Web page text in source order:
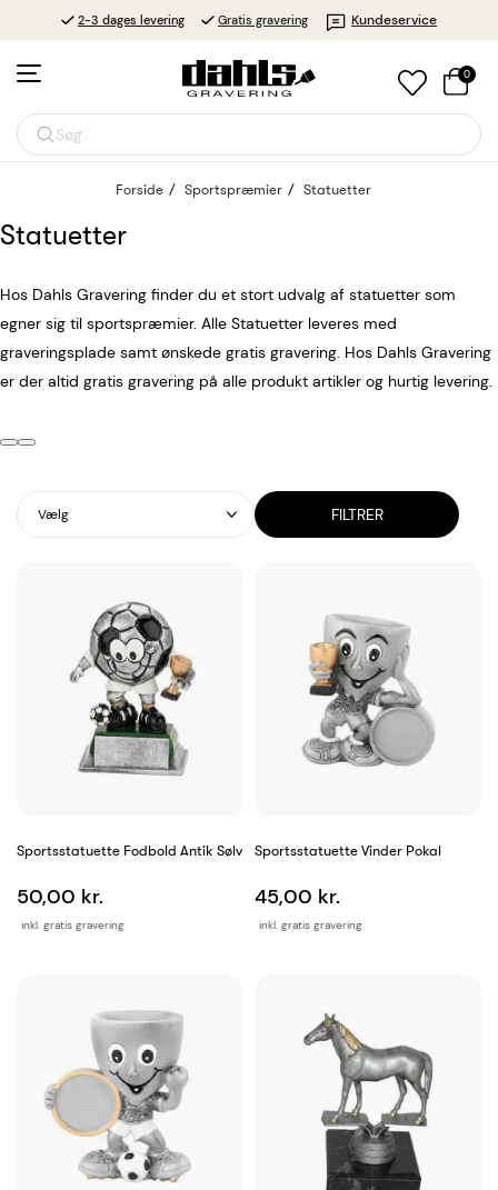
2-3 dages levering Gratis gravering Kundeservice
Søg
0
Forside Sportspræmier Statuetter
Statuetter
Hos Dahls Gravering finder du et stort udvalg af statuetter som
egner sig til sportspræmier. Alle Statuetter leveres med
graveringsplade samt ønskede gratis gravering. Hos Dahls Gravering
er der altid gratis gravering på alle produkt artikler og hurtig levering.
Vælg FILTRER
Sportsstatuette Fodbold Antik Sølv
inkl. gratis gravering
50,00 kr.
Sportsstatuette Vinder Pokal
inkl. gratis gravering
45,00 kr.